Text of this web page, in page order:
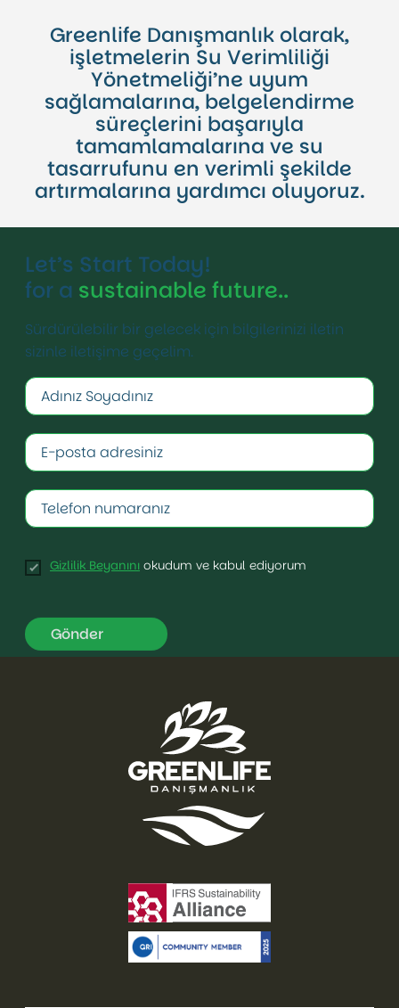
Greenlife Danışmanlık olarak,
işletmelerin Su Verimliliği
Yönetmeliği’ne uyum
sağlamalarına, belgelendirme
süreçlerini başarıyla
tamamlamalarına ve su
tasarrufunu en verimli şekilde
artırmalarına yardımcı oluyoruz.
Let’s Start Today!
for a sustainable future..
Sürdürülebilir bir gelecek için bilgilerinizi iletin
sizinle iletişime geçelim.
Gizlilik Beyanını okudum ve kabul ediyorum